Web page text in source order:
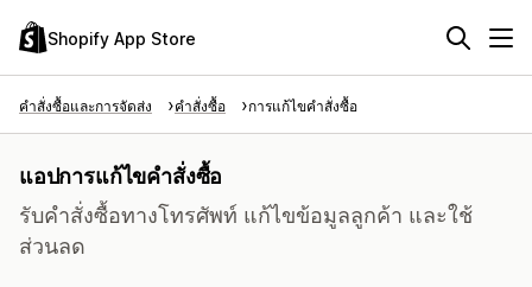
Shopify App Store
คำสั่งซื้อและการจัดส่ง คำสั่งซื้อ การแก้ไขคำสั่งซื้อ
แอปการแก้ไขคำสั่งซื้อ
รับคำสั่งซื้อทางโทรศัพท์ แก้ไขข้อมูลลูกค้า และใช้
ส่วนลด